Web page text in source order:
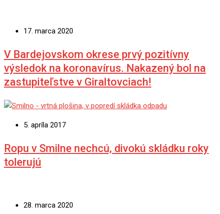
17. marca 2020
V Bardejovskom okrese prvý pozitívny
výsledok na koronavírus. Nakazený bol na
zastupiteľstve v Giraltovciach!
5. apríla 2017
Ropu v Smilne nechcú, divokú skládku roky
tolerujú
28. marca 2020